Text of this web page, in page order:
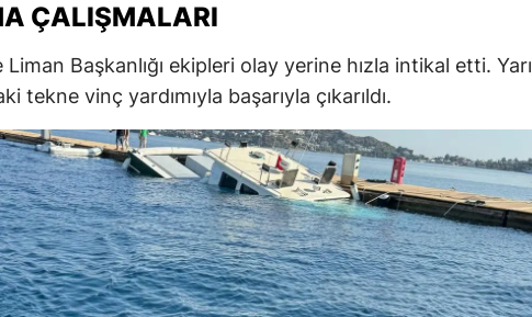
Manisa
Kahramanmaraş
Mardin
Muğla
Muş
Nevşehir
Niğde
ÇALIŞMALARI
Başkanlığı ekipleri olay yerine hızla intikal etti. Yarı
tekne vinç yardımıyla başarıyla çıkarıldı.